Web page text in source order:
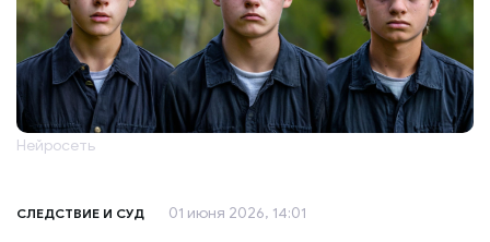
Нейросеть
СЛЕДСТВИЕ И СУД 01 июня 2026, 14:01